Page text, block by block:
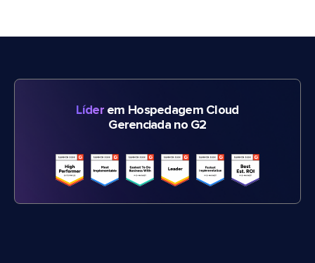
Líderem Hospedagem Cloud
Gerenciada no G2